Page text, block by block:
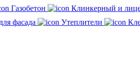
Газобетон Клинкерный и
фасада Утеплители